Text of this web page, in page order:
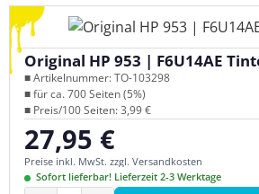
Original HP 953 | F6U14AE
■ Artikelnummer: TO-103298
■ für ca. 700 Seiten (5%)
■ Preis/100 Seiten: 3,99 €
Regulärer Preis:
27,95 €
Preise inkl. MwSt. zzgl. Versandkosten
Sofort lieferbar! Lieferzeit 2-3 Werktage